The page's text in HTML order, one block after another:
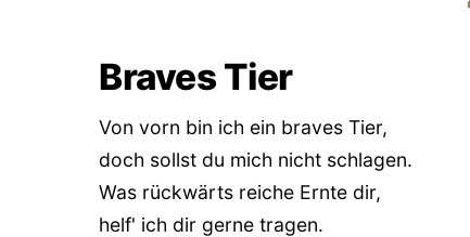
Braves Tier
Von vorn bin ich ein braves Tier,
doch sollst du mich nicht schlagen.
Was rückwärts reiche Ernte dir,
helf' ich dir gerne tragen.